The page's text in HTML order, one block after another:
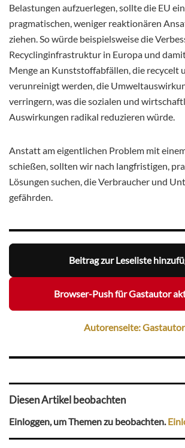
Belastungen aufzuerlegen, sollte die EU
pragmatischen, weniger reaktionären
ziehen. So würde beispielsweise die
Recyclinginfrastruktur in Europa und
Menge an Kunststoffabfällen, die recycelt
verunreinigt werden, die
verringern, was die sozialen und
Auswirkungen radikal reduzieren würde.
Anstatt am eigentlichen Problem mit
schießen, sollten wir nach langfristigen,
Lösungen suchen, die Verbraucher und
gefährden.
Beitrag zur Leseliste
Browser-Push für Gastautor
Autorenseite: Gastautor
Diesen Artikel beobachten
Einloggen, um Themen zu beobachten.